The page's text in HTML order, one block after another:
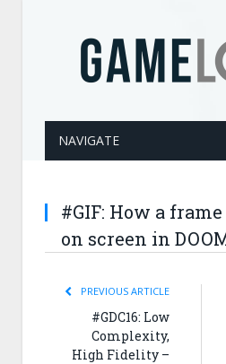
NAVIGATE
#GIF: How a
on screen in
PREVIOUS ARTICLE
#GDC16: Low
Complexity,
High Fidelity –